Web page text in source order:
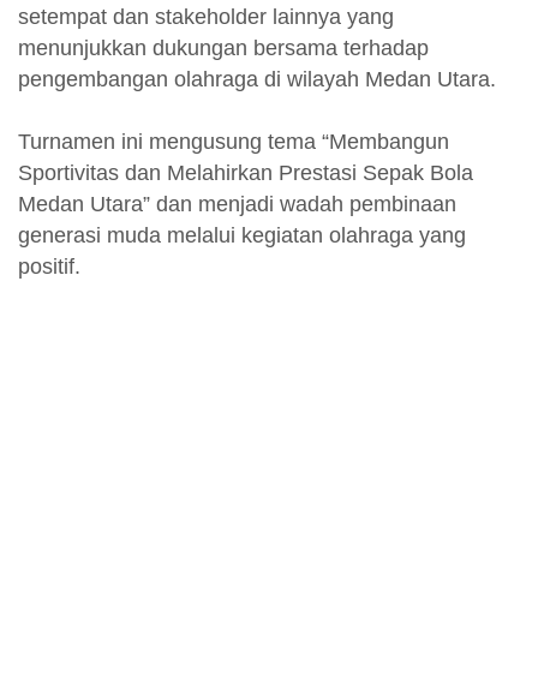
setempat dan stakeholder lainnya yang
menunjukkan dukungan bersama terhadap
pengembangan olahraga di wilayah Medan Utara.
Turnamen ini mengusung tema “Membangun
Sportivitas dan Melahirkan Prestasi Sepak Bola
Medan Utara” dan menjadi wadah pembinaan
generasi muda melalui kegiatan olahraga yang
positif.